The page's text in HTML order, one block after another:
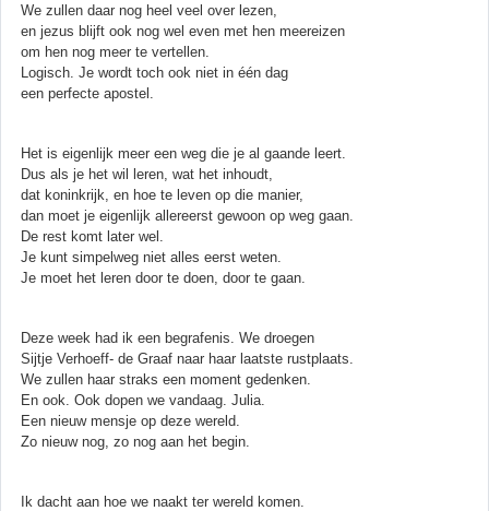
We zullen daar nog heel veel over lezen,
en jezus blijft ook nog wel even met hen meereizen
om hen nog meer te vertellen.
Logisch. Je wordt toch ook niet in één dag
een perfecte apostel.
Het is eigenlijk meer een weg die je al gaande leert.
Dus als je het wil leren, wat het inhoudt,
dat koninkrijk, en hoe te leven op die manier,
dan moet je eigenlijk allereerst gewoon op weg gaan.
De rest komt later wel.
Je kunt simpelweg niet alles eerst weten.
Je moet het leren door te doen, door te gaan.
Deze week had ik een begrafenis. We droegen
Sijtje Verhoeff- de Graaf naar haar laatste rustplaats.
We zullen haar straks een moment gedenken.
En ook. Ook dopen we vandaag. Julia.
Een nieuw mensje op deze wereld.
Zo nieuw nog, zo nog aan het begin.
Ik dacht aan hoe we naakt ter wereld komen.